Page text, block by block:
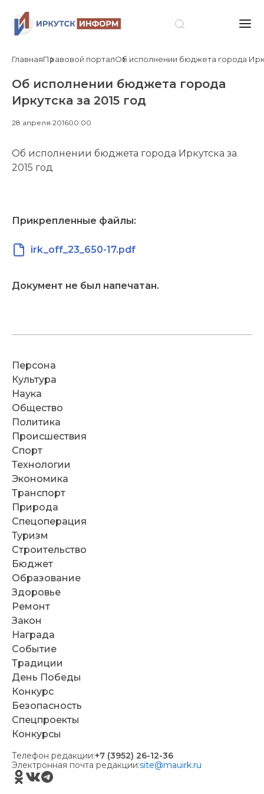
ГлавнаяПравовой порталОб исполнении бюджета города
Об исполнении бюджета города
Иркутска за 2015 год
28 апреля 201600:00
Об исполнении бюджета города Иркутска за
2015 год
Прикрепленные файлы:
irk_off_23_650-17.pdf
Документ не был напечатан.
Персона
Культура
Наука
Общество
Политика
Происшествия
Спорт
Технологии
Экономика
Транспорт
Природа
Спецоперация
Туризм
Строительство
Бюджет
Образование
Здоровье
Ремонт
Закон
Награда
Событие
Традиции
День Победы
Конкурс
Безопасность
Спецпроекты
Конкурсы
Телефон редакции:+7 (3952) 26-12-36
Электронная почта редакции:site@mauirk.ru